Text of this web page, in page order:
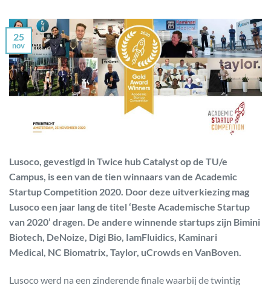
25
nov
Lusoco, gevestigd in Twice hub Catalyst op de TU/e
Campus, is een van de tien winnaars van de Academic
Startup Competition 2020. Door deze uitverkiezing mag
Lusoco een jaar lang de titel ‘Beste Academische Startup
van 2020’ dragen. De andere winnende startups zijn Bimini
Biotech, DeNoize, Digi Bio, IamFluidics, Kaminari
Medical, NC Biomatrix, Taylor, uCrowds en VanBoven.
Lusoco werd na een zinderende finale waarbij de twintig